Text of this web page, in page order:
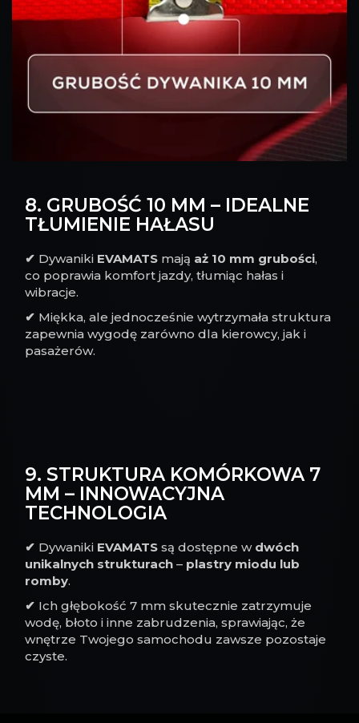
8. GRUBOŚĆ 10 MM – IDEALNE
TŁUMIENIE HAŁASU
✔ Dywaniki EVAMATS mają aż 10 mm grubości,
co poprawia komfort jazdy, tłumiąc hałas i
wibracje.
✔ Miękka, ale jednocześnie wytrzymała struktura
zapewnia wygodę zarówno dla kierowcy, jak i
pasażerów.
9. STRUKTURA KOMÓRKOWA 7
MM – INNOWACYJNA
TECHNOLOGIA
✔ Dywaniki EVAMATS są dostępne w dwóch
unikalnych strukturach – plastry miodu lub
romby.
✔ Ich głębokość 7 mm skutecznie zatrzymuje
wodę, błoto i inne zabrudzenia, sprawiając, że
wnętrze Twojego samochodu zawsze pozostaje
czyste.